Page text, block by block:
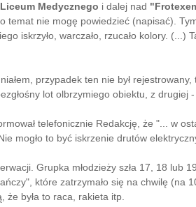
Medycznego i dalej nad
nie mogę powiedzieć (napisać).
iskrzyło, warczało, rzucało kolory. (...)
przypadek ten nie był
lot olbrzymiego obiektu, z drugiej
telefonicznie Redakcję, że "... w
mogło to być iskrzenie drutów
Grupka młodzieży szła 17, 18 lub
które zatrzymało się na chwilę (na
była to raca, rakieta itp.